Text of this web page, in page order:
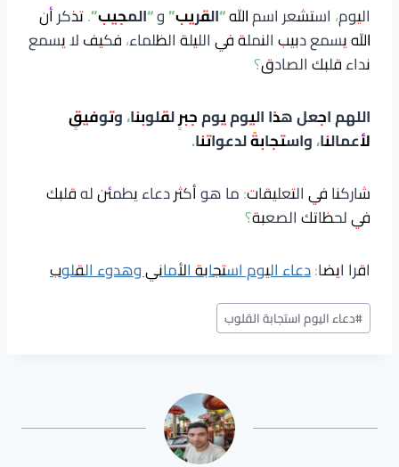
اليوم، استشعر اسم الله“القريب”و“المجيب”. تذكر أن
الله يسمع دبيب النملة في الليلة الظلماء، فكيف لا يسمع
نداء قلبك الصادق؟
اللهم اجعل هذا اليوم يوم جبرٍ لقلوبنا، وتوفيقٍ
لأعمالنا، واستجابةً لدعواتنا.
شاركنا في التعليقات: ما هو أكثر دعاء يطمئن له قلبك
في لحظاتك الصعبة؟
اقرا ايضا:دعاء اليوم استجابة الأماني وهدوء القلوب
وسوم
المقال:
#دعاء اليوم استجابة القلوب